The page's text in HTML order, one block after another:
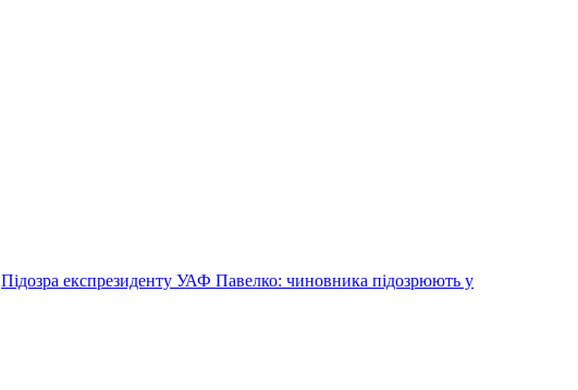
Підозра експрезиденту УАФ Павелко: чиновника підозрюють у